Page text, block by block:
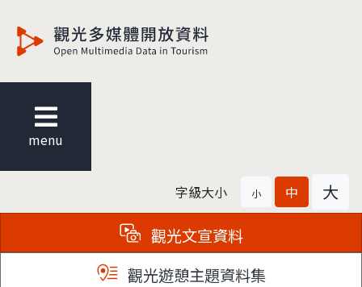
menu
字級大小 小 中 大
觀光文宣資料
觀光遊憩主題資料集